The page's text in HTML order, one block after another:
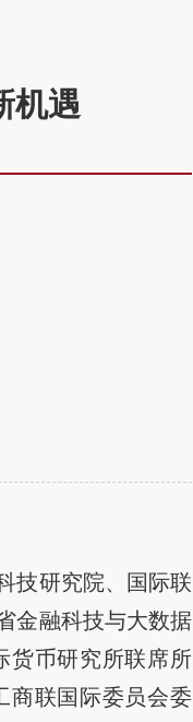
机遇
技研究院、国际联
金融科技与大数据
货币研究所联席所
商联国际委员会委